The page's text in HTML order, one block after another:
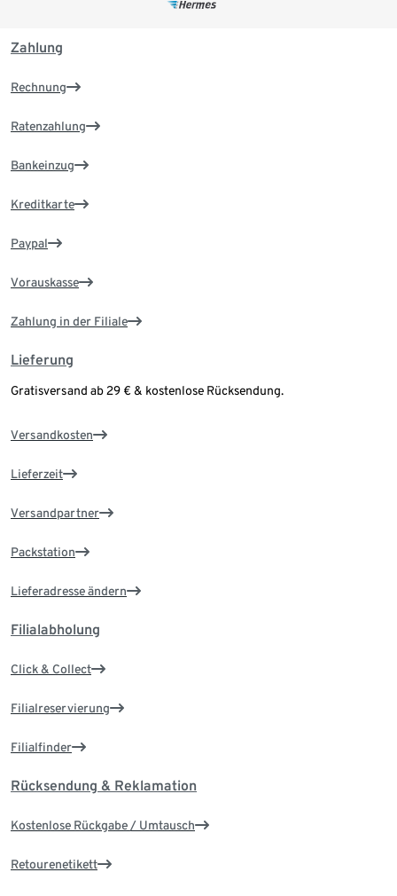
Zahlung
Rechnung
Ratenzahlung
Bankeinzug
Kreditkarte
Paypal
Vorauskasse
Zahlung in der Filiale
Lieferung
Gratisversand ab 29 € & kostenlose Rücksendung.
Versandkosten
Lieferzeit
Versandpartner
Packstation
Lieferadresse ändern
Filialabholung
Click & Collect
Filialreservierung
Filialfinder
Rücksendung & Reklamation
Kostenlose Rückgabe / Umtausch
Retourenetikett